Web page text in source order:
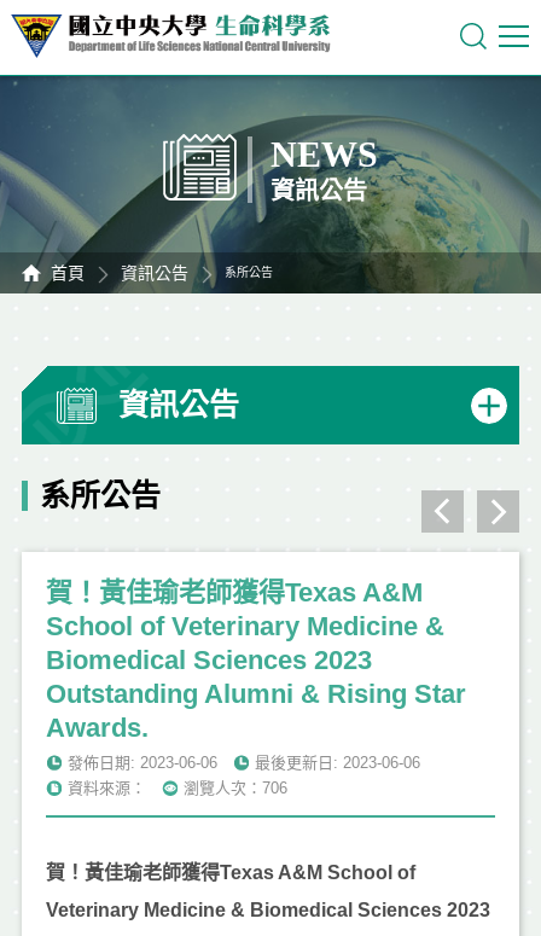
NEWS
資訊公告
首頁 資訊公告 系所公告
資訊公告
系所公告
賀！黃佳瑜老師獲得Texas A&M
School of Veterinary Medicine &
Biomedical Sciences 2023
Outstanding Alumni & Rising Star
Awards.
發佈日期: 2023-06-06
最後更新日: 2023-06-06
資料來源：
瀏覽人次：706
賀！黃佳瑜老師獲得Texas A&M School of
Veterinary Medicine & Biomedical Sciences 2023